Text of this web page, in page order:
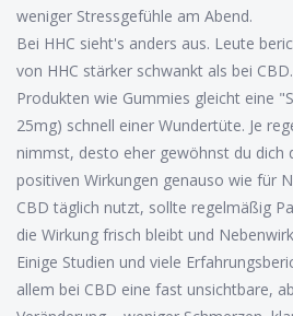
weniger Stressgefühle am Abend.
Bei HHC sieht's anders aus. Leute
von HHC stärker schwankt als bei
Produkten wie Gummies gleicht eine
25mg) schnell einer Wundertüte. Je
nimmst, desto eher gewöhnst du dich
positiven Wirkungen genauso wie für
CBD täglich nutzt, sollte regelmäßig
die Wirkung frisch bleibt und
Einige Studien und viele
allem bei CBD eine fast unsichtbare,